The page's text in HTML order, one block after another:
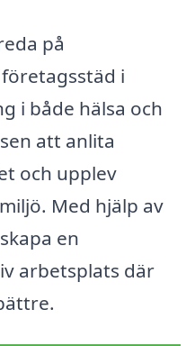
på
i
i både hälsa och
att anlita
och upplev
Med hjälp av
en
arbetsplats där